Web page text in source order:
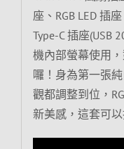
座、RGB LED 插
Type-C 插座(USB
機內部螢幕使用
囉！身為第一張
觀都調整到位，
新美感，這套可